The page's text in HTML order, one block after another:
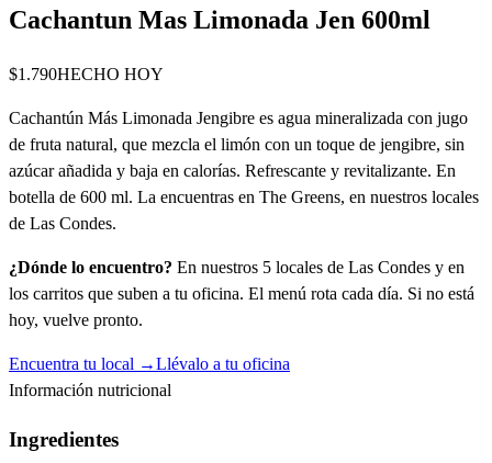
Cachantun Mas Limonada Jen 600ml
$1.790HECHO HOY
Cachantún Más Limonada Jengibre es agua mineralizada con jugo
de fruta natural, que mezcla el limón con un toque de jengibre, sin
azúcar añadida y baja en calorías. Refrescante y revitalizante. En
botella de 600 ml. La encuentras en The Greens, en nuestros locales
de Las Condes.
¿Dónde lo encuentro? En nuestros 5 locales de Las Condes y en
los carritos que suben a tu oficina. El menú rota cada día. Si no está
hoy, vuelve pronto.
Encuentra tu local →Llévalo a tu oficina
Información nutricional
Ingredientes